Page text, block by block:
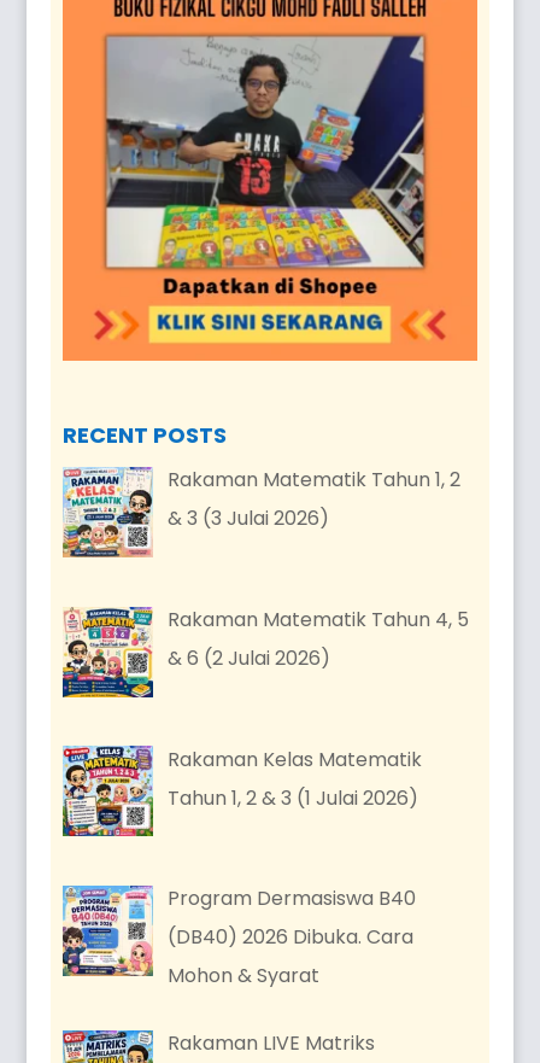
RECENT POSTS
Rakaman Matematik Tahun 1, 2
& 3 (3 Julai 2026)
Rakaman Matematik Tahun 4, 5
& 6 (2 Julai 2026)
Rakaman Kelas Matematik
Tahun 1, 2 & 3 (1 Julai 2026)
Program Dermasiswa B40
(DB40) 2026 Dibuka. Cara
Mohon & Syarat
Rakaman LIVE Matriks